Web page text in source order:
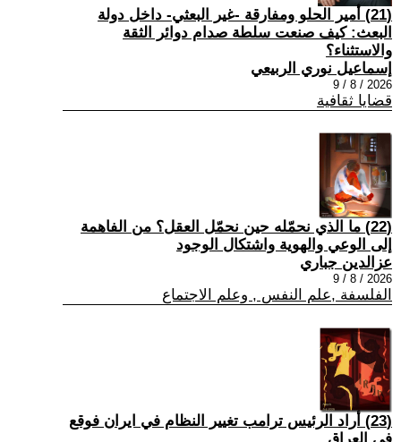
(21) أمير الحلو ومفارقة -غير البعثي- داخل دولة
البعث: كيف صنعت سلطة صدام دوائر الثقة
والاستثناء؟
إسماعيل نوري الربيعي
2026 / 8 / 9
قضايا ثقافية
(22) ما الذي نحمّله حين نحمّل العقل؟ من الفاهمة
إلى الوعي والهوية واشتكال الوجود
عزالدين جباري
2026 / 8 / 9
الفلسفة ,علم النفس , وعلم الاجتماع
(23) أراد الرئيس ترامب تغيير النظام في ايران فوقع